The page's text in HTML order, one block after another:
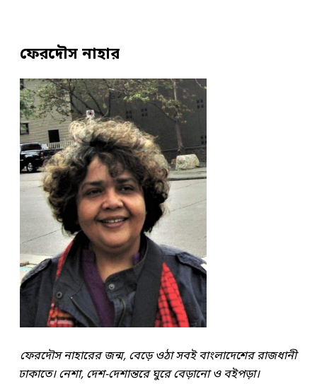
ফেরদৌস নাহার
ফেরদৌস নাহারের জন্ম, বেড়ে ওঠা সবই বাংলাদেশের রাজধানী
ঢাকাতে। নেশা, দেশ-দেশান্তরে ঘুরে বেড়ানো ও বইপড়া।